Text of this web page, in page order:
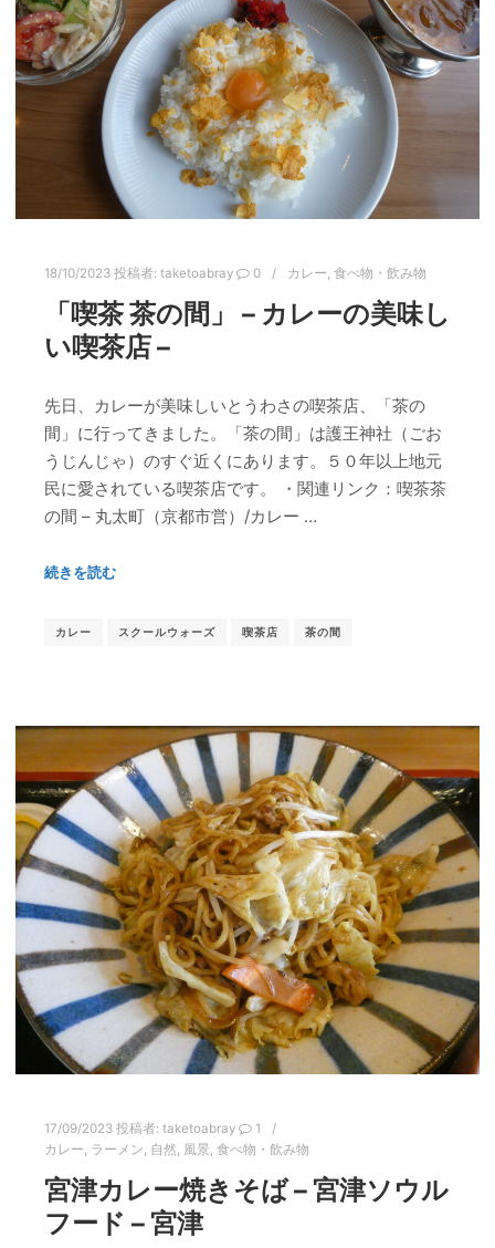
18/10/2023 投稿者: taketoabray 0 カレー, 食べ物・飲み物
「喫茶 茶の間」 – カレーの美味し
い喫茶店 –
先日、カレーが美味しいとうわさの喫茶店、「茶の
間」に行ってきました。「茶の間」は護王神社（ごお
うじんじゃ）のすぐ近くにあります。５０年以上地元
民に愛されている喫茶店です。 ・関連リンク：喫茶茶
の間 – 丸太町（京都市営）/カレー …
続きを読む
カレー スクールウォーズ 喫茶店 茶の間
17/09/2023 投稿者: taketoabray
1
カレー, ラーメン, 自然, 風景, 食べ物・飲み物
宮津カレー焼きそば – 宮津ソウル
フード – 宮津